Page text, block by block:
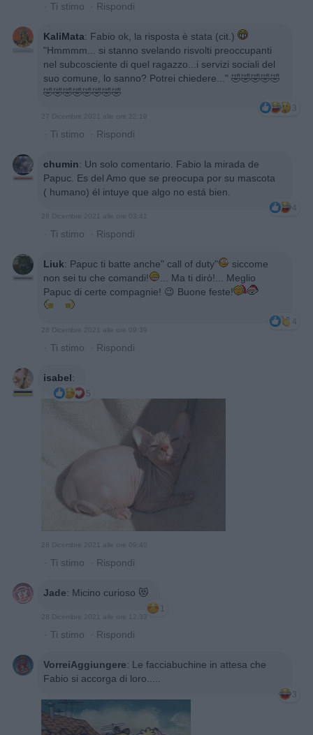
· Ti stimo · Rispondi
KaliMata: Fabio ok, la risposta è stata (cit.)
"Hmmmm... si stanno svelando risvolti preoccupanti
nel subcosciente di quel ragazzo...i servizi sociali del
suo comune, lo sanno? Potrei chiedere..." 🤣🤣🤣🤣🤣
🤣🤣🤣🤣🤣🤣🤣🤣
3
27 Dicembre 2021 alle ore 22:19
· Ti stimo · Rispondi
chumin: Un solo comentario. Fabio la mirada de
Papuc. Es del Amo que se preocupa por su mascota
( humano) él intuye que algo no está bien.
4
28 Dicembre 2021 alle ore 03:41
· Ti stimo · Rispondi
Liuk: Papuc ti batte anche" call of duty"
siccome
non sei tu che comandi!
... Ma ti dirò!... Meglio
Papuc di certe compagnie! 😉 Buone feste!
4
28 Dicembre 2021 alle ore 09:39
· Ti stimo · Rispondi
isabel:
5
28 Dicembre 2021 alle ore 09:40
· Ti stimo · Rispondi
Jade: Micino curioso 😻
1
28 Dicembre 2021 alle ore 12:33
· Ti stimo · Rispondi
VorreiAggiungere: Le facciabuchine in attesa che
Fabio si accorga di loro.....
3